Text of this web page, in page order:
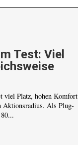
Test: Viel
viel Platz, hohen Komfort
Aktionsradius. Als Plug-